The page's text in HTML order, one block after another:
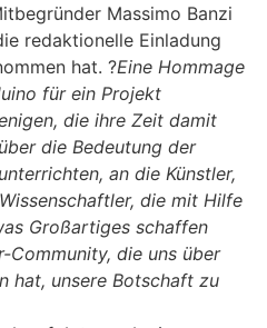
Massimo Banzi
redaktionelle Einladung
hat. ?Eine Hommage
für ein Projekt
die ihre Zeit damit
die Bedeutung der
an die Künstler,
die mit Hilfe
Großartiges schaffen
Community, die uns über
hat, unsere Botschaft zu